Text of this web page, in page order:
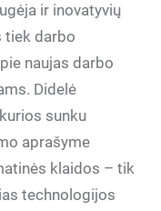
ir inovatyvių
tiek darbo
naujas darbo
Didelė
sunku
aprašyme
klaidos – tik
technologijos